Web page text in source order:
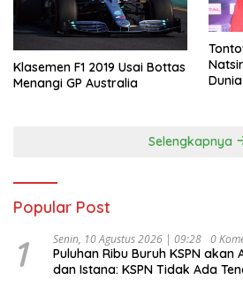
Klasemen F1 2019 Usai Bottas
Menangi GP Australia
Selengkapnya
Popular Post
1 Senin, 10 Agustus 2026 | 09:28 0
Puluhan Ribu Buruh KSPN akan
dan Istana: KSPN Tidak Ada